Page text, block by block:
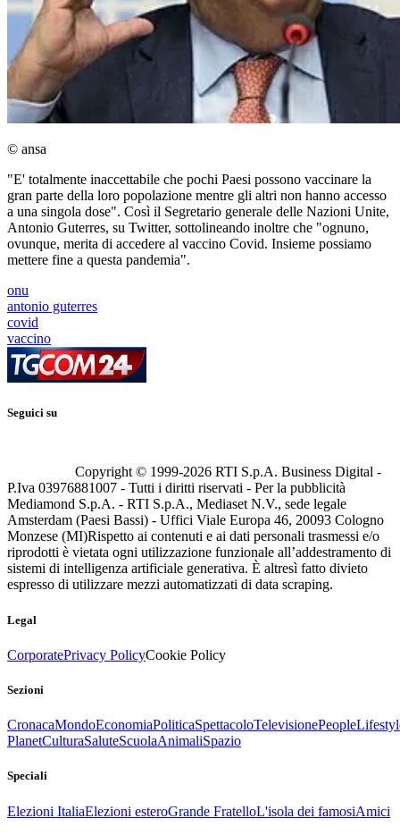
© ansa
"E' totalmente inaccettabile che pochi Paesi possono vaccinare la
gran parte della loro popolazione mentre gli altri non hanno accesso
a una singola dose". Così il Segretario generale delle Nazioni Unite,
Antonio Guterres, su Twitter, sottolineando inoltre che "ognuno,
ovunque, merita di accedere al vaccino Covid. Insieme possiamo
mettere fine a questa pandemia".
onu
antonio guterres
covid
vaccino
Seguici su
Copyright © 1999-2026 RTI S.p.A. Business Digital -
P.Iva 03976881007 - Tutti i diritti riservati - Per la pubblicità
Mediamond S.p.A. - RTI S.p.A., Mediaset N.V., sede legale
Amsterdam (Paesi Bassi) - Uffici Viale Europa 46, 20093 Cologno
Monzese (MI)Rispetto ai contenuti e ai dati personali trasmessi e/o
riprodotti è vietata ogni utilizzazione funzionale all’addestramento di
sistemi di intelligenza artificiale generativa. È altresì fatto divieto
espresso di utilizzare mezzi automatizzati di data scraping.
Legal
CorporatePrivacy PolicyCookie Policy
Sezioni
CronacaMondoEconomiaPoliticaSpettacoloTelevisionePeople
PlanetCulturaSaluteScuolaAnimaliSpazio
Speciali
Elezioni ItaliaElezioni esteroGrande FratelloL'isola dei famosiAmici